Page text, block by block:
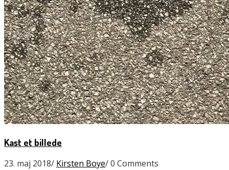
Kast et billede
23. maj 2018/ Kirsten Boye/0 Comments